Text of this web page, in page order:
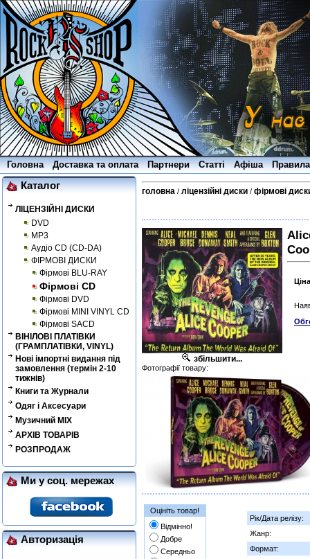
Головна Доставка та оплата Партнери Статті Афіша
Каталог
ЛІЦЕНЗІЙНІ ДИСКИ
DVD
MP3
Аудіо CD (CD-DA)
ФІРМОВІ ДИСКИ
Фірмові BLU-RAY
Фірмові CD
Фірмові DVD
Фірмові MINI VINYL CD
Фірмові SACD
ВІНІЛОВІ ПЛАТІВКИ
(ГРАМПЛАТІВКИ, VINYL)
Нові імпортні видання під
замовлення (термін 2-10
тижнів)
Книги та Журнали
Одяг і Аксесуари
Музичний MIX
АРХІВ ТОВАРІВ
РОЗПРОДАЖ
Ми у соц. мережах
Авторизація
головна / ліцензійні диски / фірмові
збільшити...
Фотографії товару:
Оцініть товар!
Відмінно!
Добре
Середньо
Рік/Дата релізу:
Жанр:
Формат: